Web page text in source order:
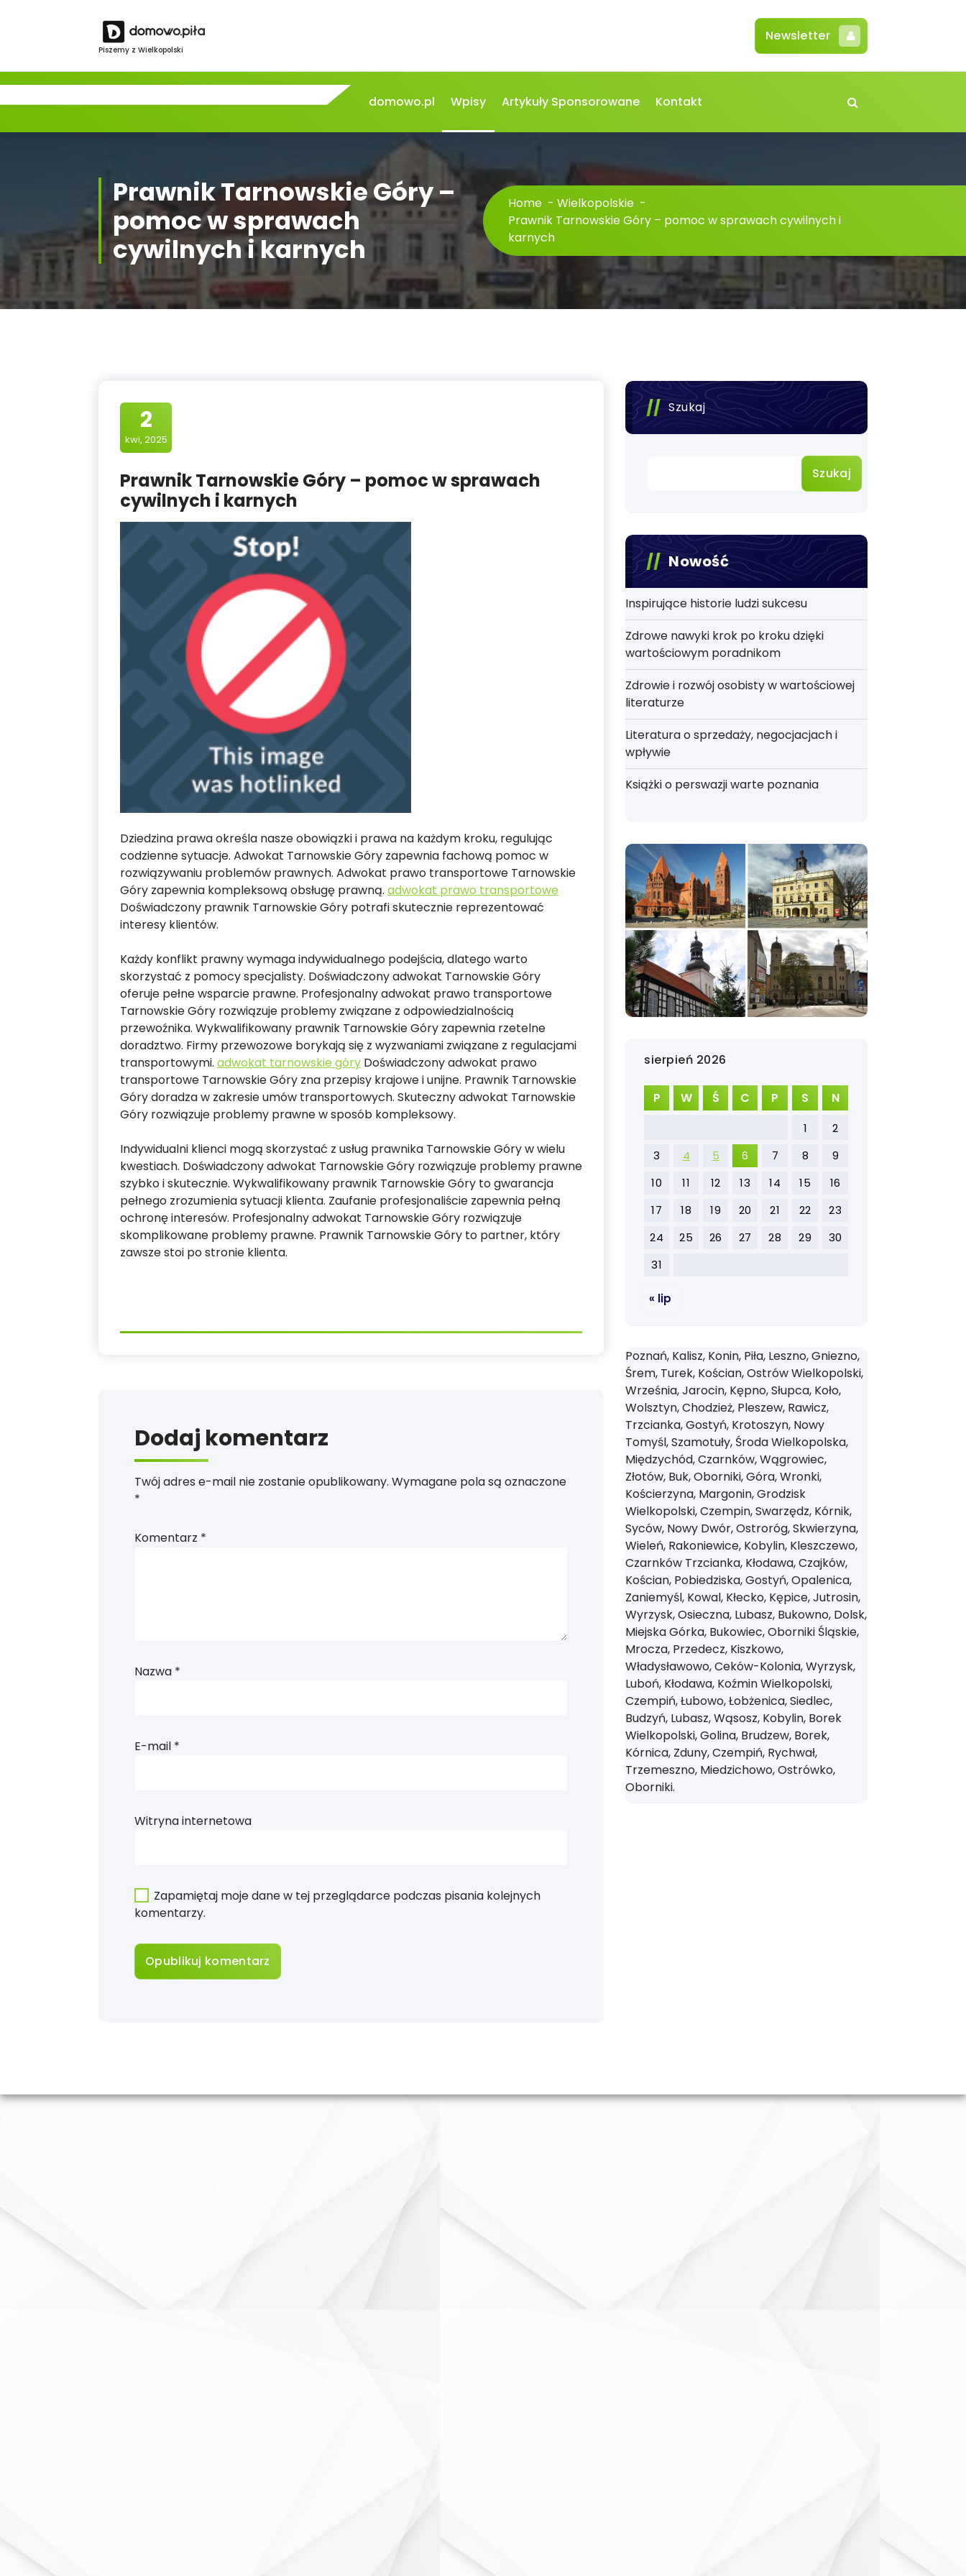
Piszemy z Wielkopolski
Newsletter
domowo.pl Wpisy Artykuły Sponsorowane Kontakt
Prawnik Tarnowskie Góry –
pomoc w sprawach
cywilnych i karnych
Home - Wielkopolskie -
Prawnik Tarnowskie Góry – pomoc w sprawach cywilnych i
karnych
2
kwi, 2025
Prawnik Tarnowskie Góry – pomoc w sprawach
cywilnych i karnych
Dziedzina prawa określa nasze obowiązki i prawa na każdym kroku, regulując
codzienne sytuacje. Adwokat Tarnowskie Góry zapewnia fachową pomoc w
rozwiązywaniu problemów prawnych. Adwokat prawo transportowe Tarnowskie
Góry zapewnia kompleksową obsługę prawną. adwokat prawo transportowe
Doświadczony prawnik Tarnowskie Góry potrafi skutecznie reprezentować
interesy klientów.
Każdy konflikt prawny wymaga indywidualnego podejścia, dlatego warto
skorzystać z pomocy specjalisty. Doświadczony adwokat Tarnowskie Góry
oferuje pełne wsparcie prawne. Profesjonalny adwokat prawo transportowe
Tarnowskie Góry rozwiązuje problemy związane z odpowiedzialnością
przewoźnika. Wykwalifikowany prawnik Tarnowskie Góry zapewnia rzetelne
doradztwo. Firmy przewozowe borykają się z wyzwaniami związane z regulacjami
transportowymi. adwokat tarnowskie góry Doświadczony adwokat prawo
transportowe Tarnowskie Góry zna przepisy krajowe i unijne. Prawnik Tarnowskie
Góry doradza w zakresie umów transportowych. Skuteczny adwokat Tarnowskie
Góry rozwiązuje problemy prawne w sposób kompleksowy.
Indywidualni klienci mogą skorzystać z usług prawnika Tarnowskie Góry w wielu
kwestiach. Doświadczony adwokat Tarnowskie Góry rozwiązuje problemy prawne
szybko i skutecznie. Wykwalifikowany prawnik Tarnowskie Góry to gwarancja
pełnego zrozumienia sytuacji klienta. Zaufanie profesjonaliście zapewnia pełną
ochronę interesów. Profesjonalny adwokat Tarnowskie Góry rozwiązuje
skomplikowane problemy prawne. Prawnik Tarnowskie Góry to partner, który
zawsze stoi po stronie klienta.
Dodaj komentarz
Twój adres e-mail nie zostanie opublikowany. Wymagane pola są oznaczone
*
Komentarz *
Nazwa *
E-mail *
Witryna internetowa
Zapamiętaj moje dane w tej przeglądarce podczas pisania kolejnych
komentarzy.
Szukaj
Szukaj
Nowość
Inspirujące historie ludzi sukcesu
Zdrowe nawyki krok po kroku dzięki
wartościowym poradnikom
Zdrowie i rozwój osobisty w wartościowej
literaturze
Literatura o sprzedaży, negocjacjach i
wpływie
Książki o perswazji warte poznania
sierpień 2026
P W Ś C P S N
1
2
3
4 5 6 7 8
9
10
11 12 13 14 15
16
17
18 19 20 21 22
23
24
25 26 27 28 29
30
31
« lip
Poznań, Kalisz, Konin, Piła, Leszno, Gniezno,
Śrem, Turek, Kościan, Ostrów Wielkopolski,
Września, Jarocin, Kępno, Słupca, Koło,
Wolsztyn, Chodzież, Pleszew, Rawicz,
Trzcianka, Gostyń, Krotoszyn, Nowy
Tomyśl, Szamotuły, Środa Wielkopolska,
Międzychód, Czarnków, Wągrowiec,
Złotów, Buk, Oborniki, Góra, Wronki,
Kościerzyna, Margonin, Grodzisk
Wielkopolski, Czempin, Swarzędz, Kórnik,
Syców, Nowy Dwór, Ostroróg, Skwierzyna,
Wieleń, Rakoniewice, Kobylin, Kleszczewo,
Czarnków Trzcianka, Kłodawa, Czajków,
Kościan, Pobiedziska, Gostyń, Opalenica,
Zaniemyśl, Kowal, Kłecko, Kępice, Jutrosin,
Wyrzysk, Osieczna, Lubasz, Bukowno, Dolsk,
Miejska Górka, Bukowiec, Oborniki Śląskie,
Mrocza, Przedecz, Kiszkowo,
Władysławowo, Ceków-Kolonia, Wyrzysk,
Luboń, Kłodawa, Koźmin Wielkopolski,
Czempiń, Łubowo, Łobżenica, Siedlec,
Budzyń, Lubasz, Wąsosz, Kobylin, Borek
Wielkopolski, Golina, Brudzew, Borek,
Kórnica, Zduny, Czempiń, Rychwał,
Trzemeszno, Miedzichowo, Ostrówko,
Oborniki.